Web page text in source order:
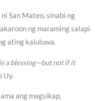
San Mateo, sinabi ng
ng maraming salapi
ating kaluluwa.
a blessing—but not if it
Uy.
ang magsikap,